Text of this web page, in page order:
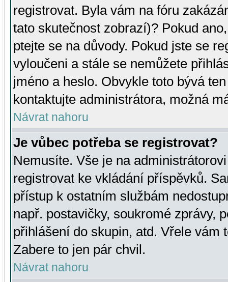
registrovat. Byla vám na fóru
tato skutečnost zobrazí)? Pokud
ptejte se na důvody. Pokud jste se
vyloučeni a stále se nemůžete
jméno a heslo. Obvykle toto bývá
kontaktujte administrátora, možná
Návrat nahoru
Je vůbec potřeba se registrovat?
Nemusíte. Vše je na
registrovat ke vkládání příspěvků.
přístup k ostatním službám
např. postavičky, soukromé zprávy,
přihlášení do skupin, atd. Vřele vám
Zabere to jen pár chvil.
Návrat nahoru